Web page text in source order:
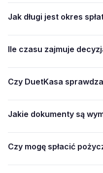
Jak długi jest okres
Ile czasu zajmuje
Czy DuetKasa
Jakie dokumenty są
Czy mogę spłacić